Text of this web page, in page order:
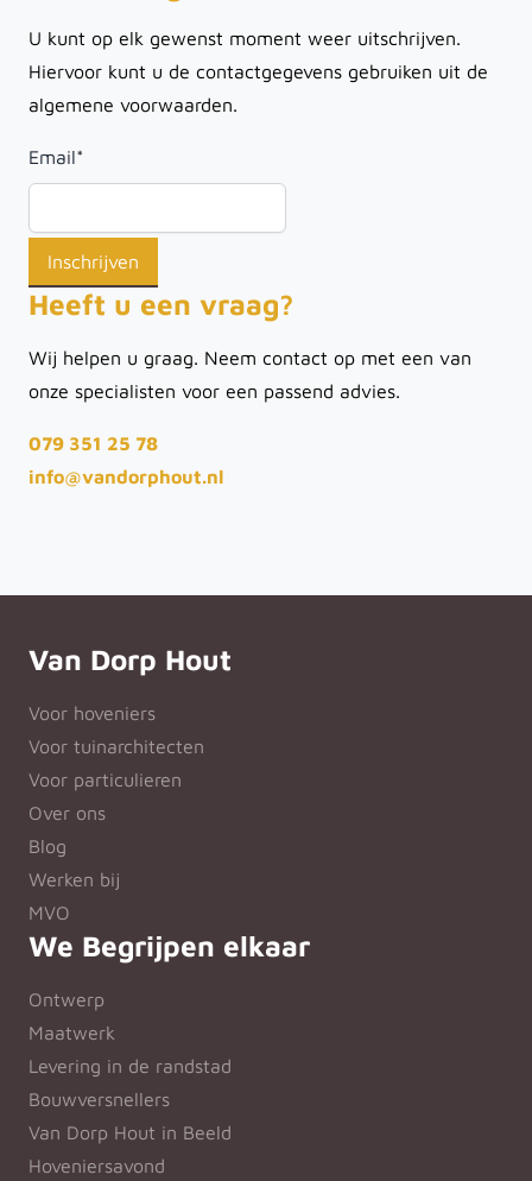
U kunt op elk gewenst moment weer uitschrijven.
Hiervoor kunt u de contactgegevens gebruiken uit de
algemene voorwaarden.
Email*
Heeft u een vraag?
Wij helpen u graag. Neem contact op met een van
onze specialisten voor een passend advies.
079 351 25 78
info@vandorphout.nl
Van Dorp Hout
Voor hoveniers
Voor tuinarchitecten
Voor particulieren
Over ons
Blog
Werken bij
MVO
We Begrijpen elkaar
Ontwerp
Maatwerk
Levering in de randstad
Bouwversnellers
Van Dorp Hout in Beeld
Hoveniersavond